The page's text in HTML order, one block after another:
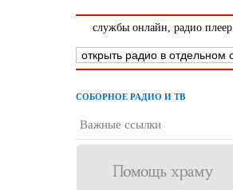
службы онлайн, радио плеер
СОБОРНОЕ РАДИО И ТВ
Важные ссылки